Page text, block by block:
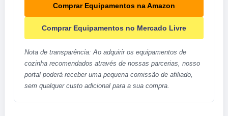
Comprar Equipamentos na Amazon
Comprar Equipamentos no Mercado Livre
Nota de transparência: Ao adquirir os equipamentos de
cozinha recomendados através de nossas parcerias, nosso
portal poderá receber uma pequena comissão de afiliado,
sem qualquer custo adicional para a sua compra.